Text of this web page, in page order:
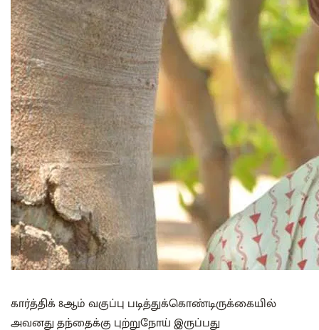
கார்த்திக் 8ஆம் வகுப்பு படித்துக்கொண்டிருக்கையில்
அவனது தந்தைக்கு புற்றுநோய் இருப்பது